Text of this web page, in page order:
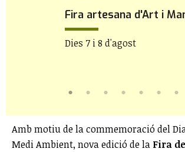
Fira artesana d'Art i
Dies 7 i 8 d'agost
Amb motiu de la commemoració del
Medi Ambient, nova edició de la Fira